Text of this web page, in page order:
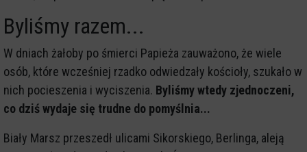
Byliśmy razem...
W dniach żałoby po śmierci Papieża zauważono, że wiele
osób, które wcześniej rzadko odwiedzały kościoły, szukało w
nich pocieszenia i wyciszenia. Byliśmy wtedy zjednoczeni,
co dziś wydaje się trudne do pomyślnia...
Biały Marsz przeszedł ulicami Sikorskiego, Berlinga, aleją